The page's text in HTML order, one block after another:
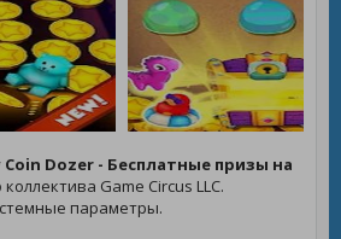
Coin Dozer - Бесплатные призы на
коллектива Game Circus LLC.
параметры.